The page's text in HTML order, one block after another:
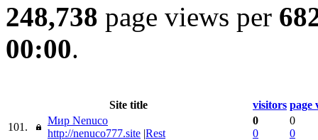
248,738 page views per
00:00.
Site title visitors page
101.
Мир Nenuco
http://nenuco777.site |Rest
0
0
0
0